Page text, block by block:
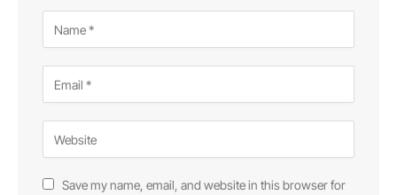
Save my name, email, and website in this browser for